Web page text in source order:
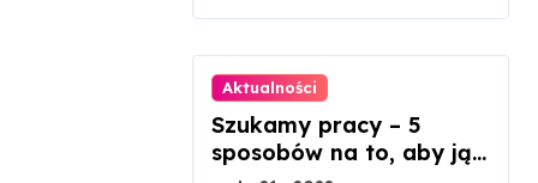
Aktualności
Szukamy pracy – 5
sposobów na to, aby ją